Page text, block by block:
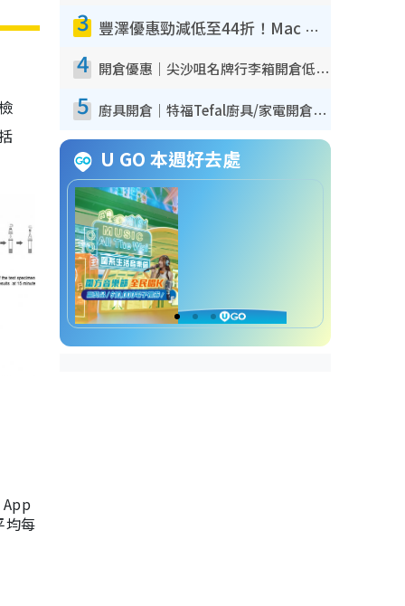
均每
3 豐澤優惠勁減低至44折！Mac mini/iPhone17Pro大減價！廚房家電$220起
4 開倉優惠｜尖沙咀名牌行李箱開倉低至4折！一連5日 American Tourister/ace./Hallmark $200起！
5 廚具開倉｜特福Tefal廚具/家電開倉低至3折！$220起買平底鍋/炒鑊/湯煲！電飯煲/吸塵機/燙斗$418起
U GO 本週好去處